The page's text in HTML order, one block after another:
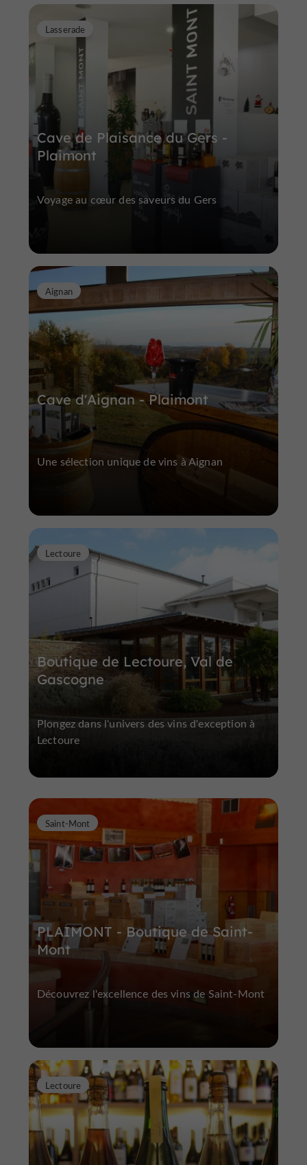
Cave de Plaisance du Gers -
Plaimont
Lasserade
Voyage au cœur des saveurs du Gers
Cave d'Aignan - Plaimont
Aignan
Une sélection unique de vins à Aignan
Boutique de Lectoure, Val de
Gascogne
Lectoure
Plongez dans l'univers des vins d'exception à
Lectoure
PLAIMONT - Boutique de Saint-
Mont
Saint-Mont
Découvrez l'excellence des vins de Saint-Mont
Lectoure